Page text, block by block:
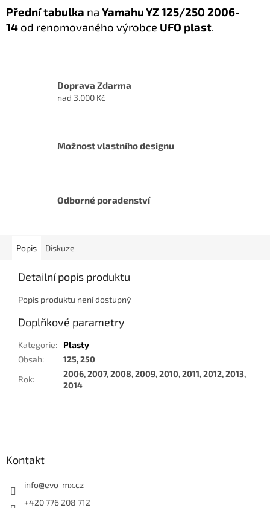
Přední tabulka na Yamahu YZ 125/250 2006-
14 od renomovaného výrobce UFO plast.
Doprava Zdarma
nad 3.000 Kč
Možnost vlastního designu
Odborné poradenství
Popis Diskuze
Detailní popis produktu
Popis produktu není dostupný
Doplňkové parametry
Kategorie:
Plasty
Obsah:
125, 250
Rok:
2006, 2007, 2008, 2009, 2010, 2011, 2012, 2013,
2014
Kontakt
info@evo-mx.cz
+420 776 208 712